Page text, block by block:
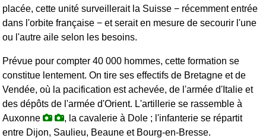
placée, cette unité surveillerait la Suisse − récemment entrée
dans l'orbite française − et serait en mesure de secourir l'une
ou l'autre aile selon les besoins.
Prévue pour compter 40 000 hommes, cette formation se
constitue lentement. On tire ses effectifs de Bretagne et de
Vendée, où la pacification est achevée, de l'armée d'Italie et
des dépôts de l'armée d'Orient. L'artillerie se rassemble à
Auxonne
, la cavalerie à Dole ; l'infanterie se répartit
entre Dijon, Saulieu, Beaune et Bourg-en-Bresse.